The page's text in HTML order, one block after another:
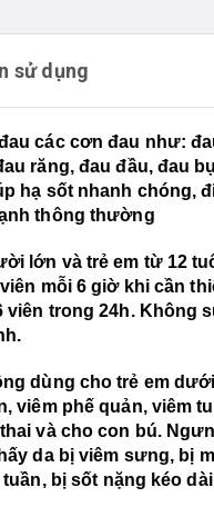
sử dụng
các cơn đau như:
răng, đau đầu, đau
hạ sốt nhanh chóng,
thông thường
lớn và trẻ em từ 12
mỗi 6 giờ khi cần
viên trong 24h. Không
dùng cho trẻ em
viêm phế quản, viêm
và cho con bú.
da bị viêm sưng, bị
bị sốt nặng kéo